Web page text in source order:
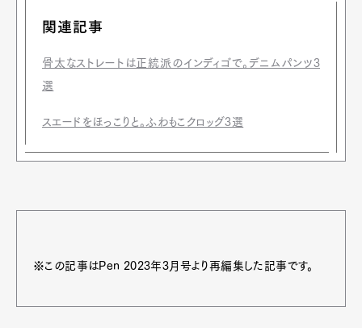
関連記事
骨太なストレートは正統派のインディゴで。デニムパンツ3
選
スエードをほっこりと。ふわもこクロッグ3選
※この記事はPen 2023年3月号より再編集した記事です。